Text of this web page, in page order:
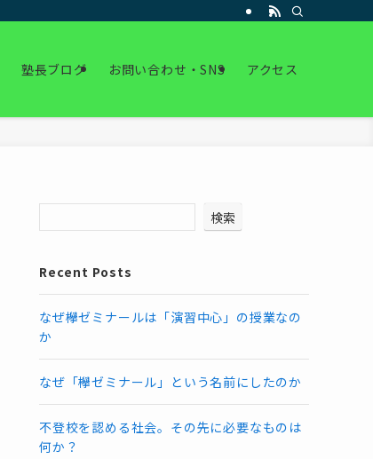
塾長ブログ お問い合わせ・SNS アクセス
検索
Recent Posts
なぜ欅ゼミナールは「演習中心」の授業なの
か
なぜ「欅ゼミナール」という名前にしたのか
不登校を認める社会。その先に必要なものは
何か？